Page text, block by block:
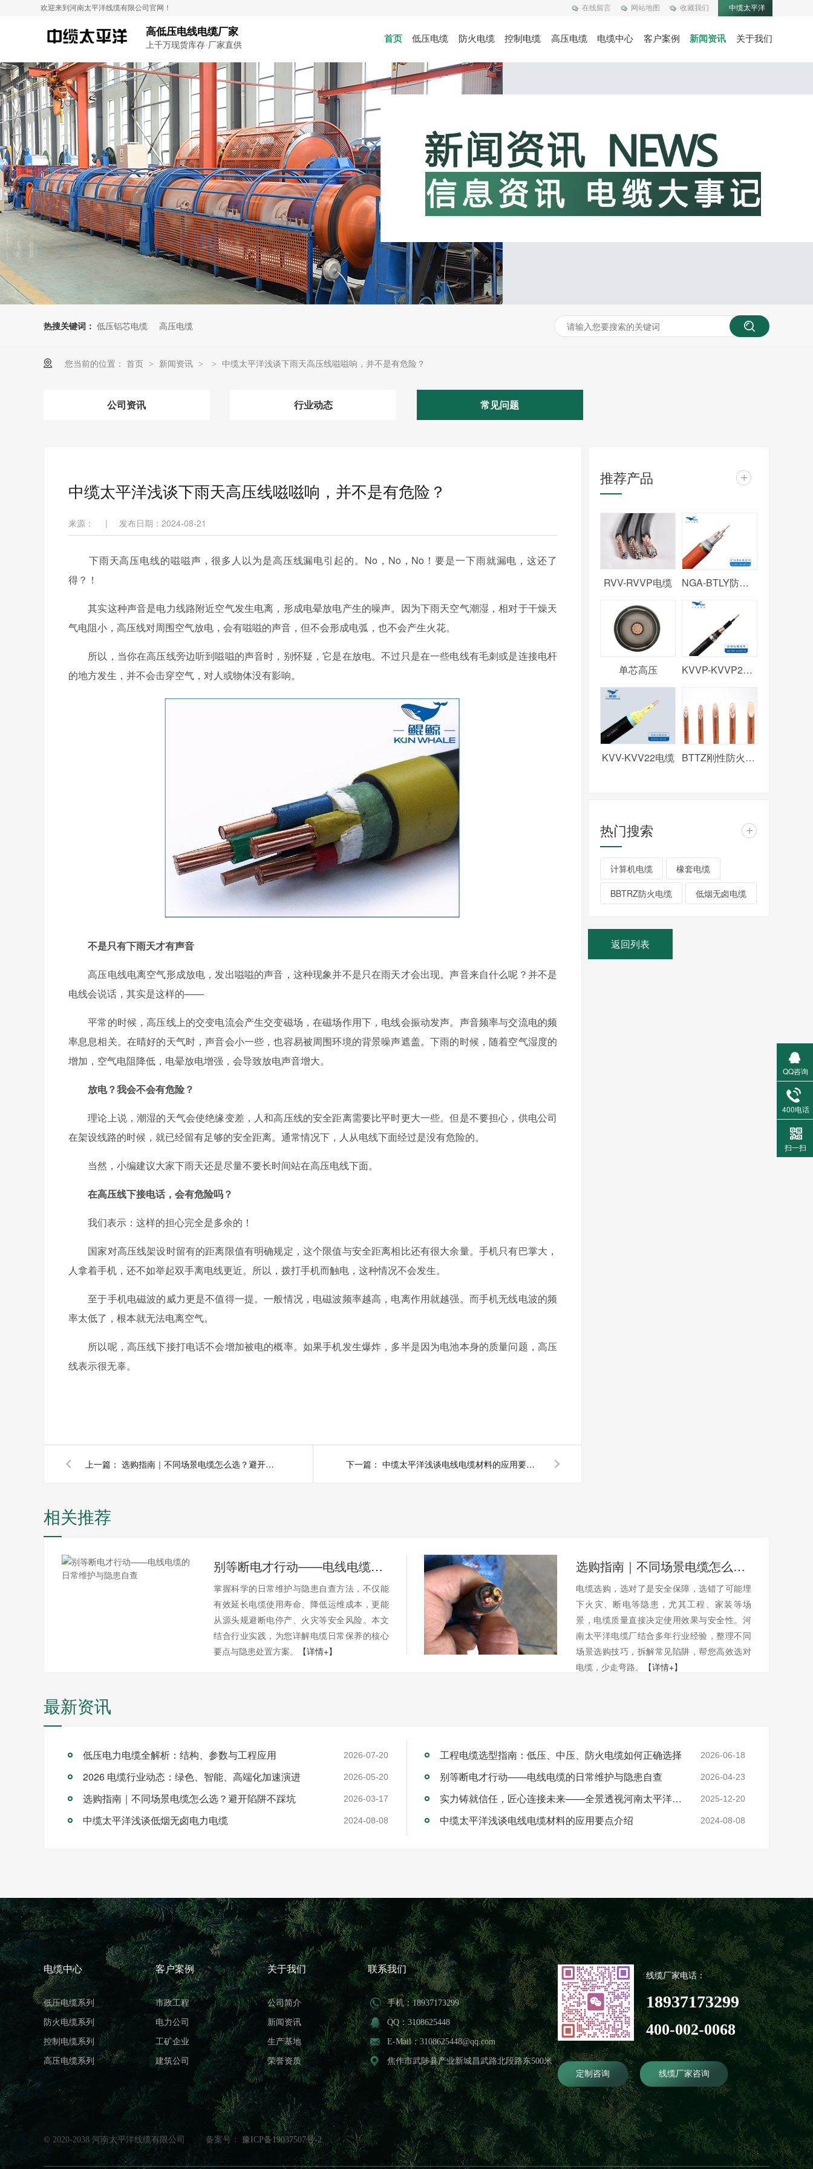
在线留言 网站地图 收藏我们 中缆太平洋
欢迎来到河南太平洋线缆有限公司官网！
高低压电线电缆厂家
上千万现货库存·厂家直供
首页 低压电缆 防火电缆 控制电缆 高压电缆 电缆中心 客户案例 新闻资讯 关于我们
热搜关键词： 低压铝芯电缆 高压电缆
您当前的位置： 首页 > 新闻资讯 > > 中缆太平洋浅谈下雨天高压线嗞嗞响，并不是有危险？
公司资讯 行业动态 常见问题
中缆太平洋浅谈下雨天高压线嗞嗞响，并不是有危险？
来源： | 发布日期：2024-08-21
下雨天高压电线的嗞嗞声，很多人以为是高压线漏电引起的。No，No，No！要是一下雨就漏电，这还了
得？！
其实这种声音是电力线路附近空气发生电离，形成电晕放电产生的噪声。因为下雨天空气潮湿，相对于干燥天
气电阻小，高压线对周围空气放电，会有嗞嗞的声音，但不会形成电弧，也不会产生火花。
所以，当你在高压线旁边听到嗞嗞的声音时，别怀疑，它是在放电。不过只是在一些电线有毛刺或是连接电杆
的地方发生，并不会击穿空气，对人或物体没有影响。
不是只有下雨天才有声音
高压电线电离空气形成放电，发出嗞嗞的声音，这种现象并不是只在雨天才会出现。声音来自什么呢？并不是
电线会说话，其实是这样的——
平常的时候，高压线上的交变电流会产生交变磁场，在磁场作用下，电线会振动发声。声音频率与交流电的频
率息息相关。在晴好的天气时，声音会小一些，也容易被周围环境的背景噪声遮盖。下雨的时候，随着空气湿度的
增加，空气电阻降低，电晕放电增强，会导致放电声音增大。
放电？我会不会有危险？
理论上说，潮湿的天气会使绝缘变差，人和高压线的安全距离需要比平时更大一些。但是不要担心，供电公司
在架设线路的时候，就已经留有足够的安全距离。通常情况下，人从电线下面经过是没有危险的。
当然，小编建议大家下雨天还是尽量不要长时间站在高压电线下面。
在高压线下接电话，会有危险吗？
我们表示：这样的担心完全是多余的！
国家对高压线架设时留有的距离限值有明确规定，这个限值与安全距离相比还有很大余量。手机只有巴掌大，
人拿着手机，还不如举起双手离电线更近。所以，拨打手机而触电，这种情况不会发生。
至于手机电磁波的威力更是不值得一提。一般情况，电磁波频率越高，电离作用就越强。而手机无线电波的频
率太低了，根本就无法电离空气。
所以呢，高压线下接打电话不会增加被电的概率。如果手机发生爆炸，多半是因为电池本身的质量问题，高压
线表示很无辜。
上一篇： 选购指南｜不同场景电缆怎么选？避开陷阱不踩坑 下一篇： 中缆太平洋浅谈电线电缆材料的应用要点介绍
推荐产品 +
RVV-RVVP电缆 NGA-BTLY防火电缆
单芯高压 KVVP-KVVP2电缆
KVV-KVV22电缆 BTTZ刚性防火电缆
热门搜索 +
计算机电缆 橡套电缆
BBTRZ防火电缆 低烟无卤电缆
返回列表
相关推荐
别等断电才行动——电线电缆的日常维护与隐患自查
掌握科学的日常维护与隐患自查方法，不仅能
有效延长电缆使用寿命、降低运维成本，更能
从源头规避断电停产、火灾等安全风险。本文
结合行业实践，为您详解电缆日常保养的核心
要点与隐患处置方案。
【详情+】
选购指南｜不同场景电缆怎么选？避开陷阱不踩坑
电缆选购，选对了是安全保障，选错了可能埋
下火灾、断电等隐患，尤其工程、家装等场
景，电缆质量直接决定使用效果与安全性。河
南太平洋电缆厂结合多年行业经验，整理不同
场景选购技巧，拆解常见陷阱，帮您高效选对
电缆，少走弯路。
【详情+】
最新资讯
低压电力电缆全解析：结构、参数与工程应用 2026-07-20 工程电缆选型指南：低压、中压、防火电缆如何正确选择 2026-06-18
2026 电缆行业动态：绿色、智能、高端化加速演进 2026-05-20 别等断电才行动——电线电缆的日常维护与隐患自查 2026-04-23
选购指南｜不同场景电缆怎么选？避开陷阱不踩坑 2026-03-17 实力铸就信任，匠心连接未来——全景透视河南太平洋电缆厂 2025-12-20
中缆太平洋浅谈低烟无卤电力电缆 2024-08-08 中缆太平洋浅谈电线电缆材料的应用要点介绍 2024-08-08
电缆中心
低压电缆系列
防火电缆系列
控制电缆系列
高压电缆系列
客户案例
市政工程
电力公司
工矿企业
建筑公司
关于我们
公司简介
新闻资讯
生产基地
荣誉资质
© 2020-2038 河南太平洋线缆有限公司 备案号： 豫ICP备19037507号-2
联系我们
手机：18937173299
QQ：3108625448
E-Mail：3108625448@qq.com
焦作市武陟县产业新城昌武路北段路东500米
线缆厂家电话：
18937173299
400-002-0068
定制咨询 线缆厂家咨询
QQ咨询
400电话
扫一扫